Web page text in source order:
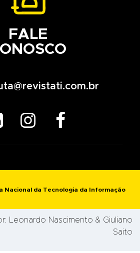
FALE
 
Nacional da Tecnologia da Informação
Leonardo Nascimento & Giuliano
Saito